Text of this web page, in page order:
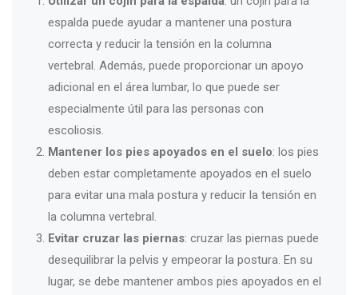
espalda puede ayudar a mantener una postura
correcta y reducir la tensión en la columna
vertebral. Además, puede proporcionar un apoyo
adicional en el área lumbar, lo que puede ser
especialmente útil para las personas con
escoliosis.
Mantener los pies apoyados en el suelo: los pies
deben estar completamente apoyados en el suelo
para evitar una mala postura y reducir la tensión en
la columna vertebral.
Evitar cruzar las piernas: cruzar las piernas puede
desequilibrar la pelvis y empeorar la postura. En su
lugar, se debe mantener ambos pies apoyados en el